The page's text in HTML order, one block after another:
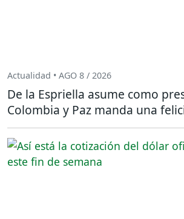
Actualidad • AGO 8 / 2026
De la Espriella asume como
Colombia y Paz manda una